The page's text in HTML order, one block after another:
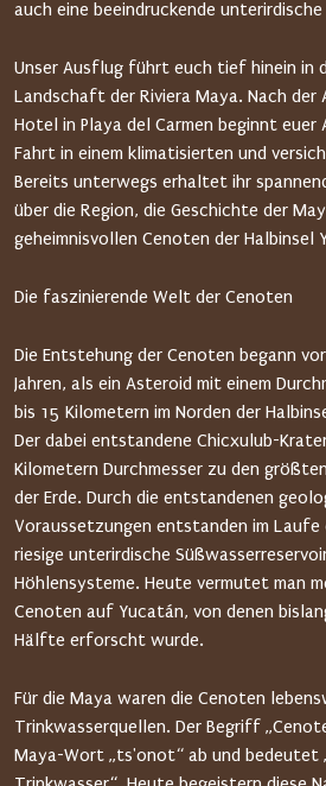
auch eine beeindruckende
Unser Ausflug führt euch tief hinein in
Landschaft der Riviera Maya. Nach der
Hotel in Playa del Carmen beginnt euer
Fahrt in einem klimatisierten und
Bereits unterwegs erhaltet ihr
über die Region, die Geschichte der
geheimnisvollen Cenoten der Halbinsel
Die faszinierende Welt der Cenoten
Die Entstehung der Cenoten begann
Jahren, als ein Asteroid mit einem
bis 15 Kilometern im Norden der
Der dabei entstandene Chicxulub-
Kilometern Durchmesser zu den
der Erde. Durch die entstandenen
Voraussetzungen entstanden im Laufe
riesige unterirdische
Höhlensysteme. Heute vermutet man
Cenoten auf Yucatán, von denen
Hälfte erforscht wurde.
Für die Maya waren die Cenoten
Trinkwasserquellen. Der Begriff
Maya-Wort „ts'onot“ ab und bedeutet